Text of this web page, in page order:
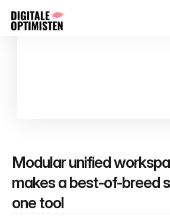
Modular unified
makes a best-of-breed
one tool